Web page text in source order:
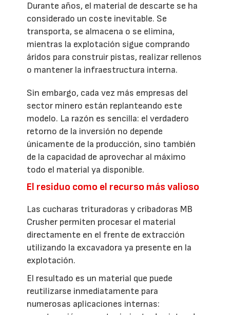
Durante años, el material de descarte se ha
considerado un coste inevitable. Se
transporta, se almacena o se elimina,
mientras la explotación sigue comprando
áridos para construir pistas, realizar rellenos
o mantener la infraestructura interna.
Sin embargo, cada vez más empresas del
sector minero están replanteando este
modelo. La razón es sencilla: el verdadero
retorno de la inversión no depende
únicamente de la producción, sino también
de la capacidad de aprovechar al máximo
todo el material ya disponible.
El residuo como el recurso más valioso
Las cucharas trituradoras y cribadoras MB
Crusher permiten procesar el material
directamente en el frente de extracción
utilizando la excavadora ya presente en la
explotación.
El resultado es un material que puede
reutilizarse inmediatamente para
numerosas aplicaciones internas: